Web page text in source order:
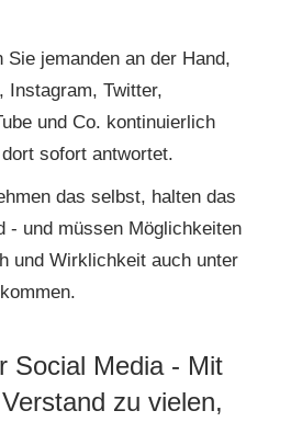
Sie jemanden an der Hand,
Instagram, Twitter,
und Co. kontinuierlich
sofort antwortet.
das selbst, halten das
- und müssen Möglichkeiten
und Wirklichkeit auch unter
Social Media - Mit
zu vielen,